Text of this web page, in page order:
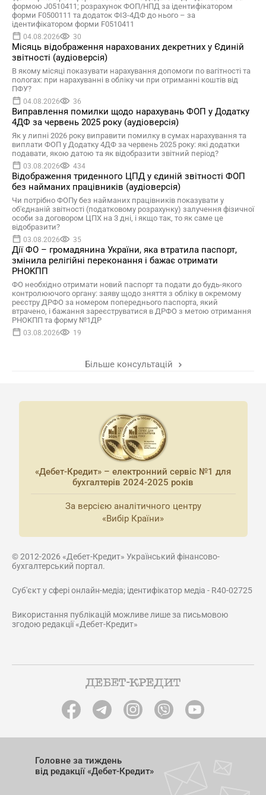
формою J0510411; розрахунок ФОП/НПД за ідентифікатором
форми F0500111 та додаток ФІЗ-4ДФ до нього – за
ідентифікатором форми F0510411
04.08.2026 30
Місяць відображення нарахованих декретних у Єдиній
звітності (аудіоверсія)
В якому місяці показувати нарахування допомоги по вагітності та
пологах: при нарахуванні в обліку чи при отриманні коштів від
ПФУ?
04.08.2026 36
Виправлення помилки щодо нарахувань ФОП у Додатку
4ДФ за червень 2025 року (аудіоверсія)
Як у липні 2026 року виправити помилку в сумах нарахування та
виплати ФОП у Додатку 4ДФ за червень 2025 року: які додатки
подавати, якою датою та як відобразити звітний період?
03.08.2026 434
Відображення триденного ЦПД у єдиній звітності ФОП
без найманих працівників (аудіоверсія)
Чи потрібно ФОПу без найманих працівників показувати у
об'єднаній звітності (податковому розрахунку) залучення фізичної
особи за договором ЦПХ на 3 дні, і якщо так, то як саме це
відобразити?
03.08.2026 35
Дії ФО – громадянина України, яка втратила паспорт,
змінила релігійні переконання i бажає отримати
PHOKПП
ФО необхідно отримати новий паспорт та подати до будь-якого
контролюючого органу: заяву щодо зняття з обліку в окремому
реєстру ДРФО за номером попереднього паспорта, який
втрачено, і бажання зареєструватися в ДРФО з метою отримання
PHOKПП та форму №1ДР
03.08.2026 19
Більше консультацій
«Дебет-Кредит» – електронний сервіс №1 для
бухгалтерів 2024-2025 років
За версією аналітичного центру
«Вибір Країни»
© 2012-2026 «Дебет-Кредит» Український фінансово-
бухгалтерський портал.
Суб'єкт у сфері онлайн-медіа; ідентифікатор медіа - R40-02725
Використання публікацій можливе лише за письмовою
згодою редакції «Дебет-Кредит»
Головне за тиждень
від редакції «Дебет-Кредит»